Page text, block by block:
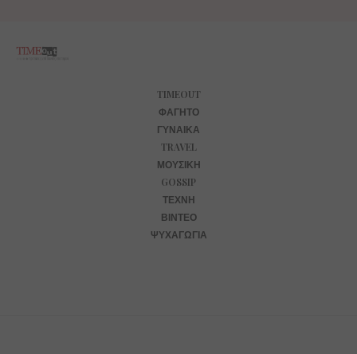
TIMEOUT
ΦΑΓΗΤΌ
ΓΥΝΑΊΚΑ
TRAVEL
ΜΟΥΣΙΚΉ
GOSSIP
ΤΈΧΝΗ
ΒΊΝΤΕΟ
ΨΥΧΑΓΩΓΊΑ